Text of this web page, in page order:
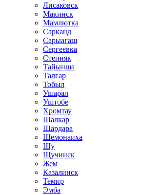
Лисаковск
Макинск
Мамлютка
Сарканд
Сарыагаш
Сергеевка
Степняк
Тайынша
Талгар
Тобыл
Ушарал
Уштобе
Хромтау
Шалкар
Шардара
Шемонаиха
Шу
Щучинск
Жем
Казалинск
Темир
Эмба